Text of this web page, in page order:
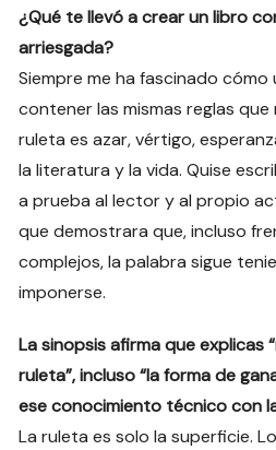
¿Qué te llevó a crear un libro
arriesgada?
Siempre me ha fascinado cómo
contener las mismas reglas
ruleta es azar, vértigo,
la literatura y la vida. Quise
a prueba al lector y al propio
que demostrara que, incluso
complejos, la palabra sigue
imponerse.
La sinopsis afirma que explicas
ruleta”, incluso “la forma de
ese conocimiento técnico con
La ruleta es solo la superficie.